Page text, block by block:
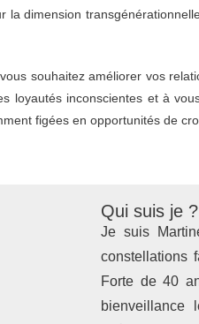
dimension
souhaitez améliorer vos
loyautés inconscientes et à
figées en opportunités de
Qui suis je ?
Je suis
constellations
Forte de 40
bienveillance